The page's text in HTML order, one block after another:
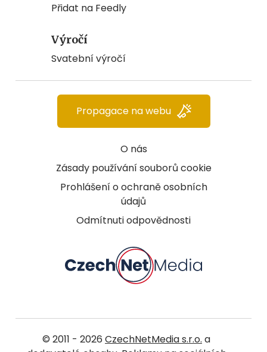
Přidat na Feedly
Výročí
Svatební výročí
O nás
Zásady používání souborů cookie
Prohlášení o ochraně osobních
údajů
Odmítnuti odpovědnosti
Propagace na webu
© 2011 - 2026 CzechNetMedia s.r.o. a